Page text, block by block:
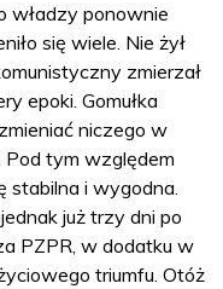
władzy ponownie
się wiele. Nie żył
zmierzał
epoki. Gomułka
niczego w
Pod tym względem
stabilna i wygodna.
już trzy dni po
PZPR, w dodatku w
triumfu. Otóż